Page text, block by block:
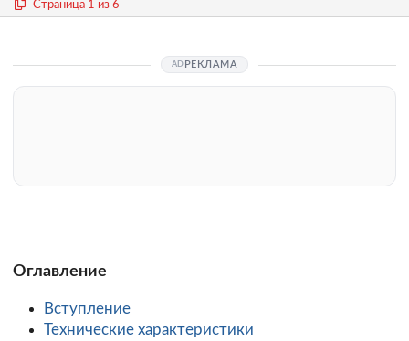
Страница 1 из 6
РЕКЛАМА
Оглавление
Вступление
Технические характеристики